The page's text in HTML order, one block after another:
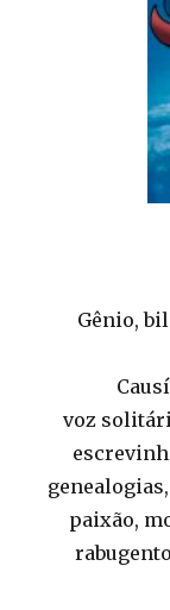
Gênio,
voz
paixão,